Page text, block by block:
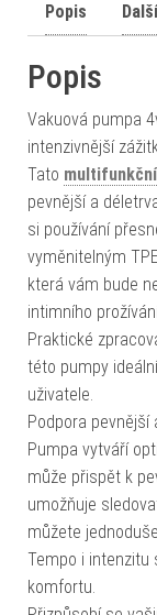
Popis
Popis
Vakuová pumpa
intenzivnější
Tato multifunkční
pevnější a
si používání
vyměnitelným
která vám bude
intimního
Praktické
této pumpy
uživatele.
Podpora pevnější
Pumpa vytváří
může přispět k
umožňuje
můžete
Tempo i intenzitu
komfortu.